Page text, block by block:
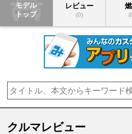
モデル
トップ
レビュー
(0)
クルマレビュー